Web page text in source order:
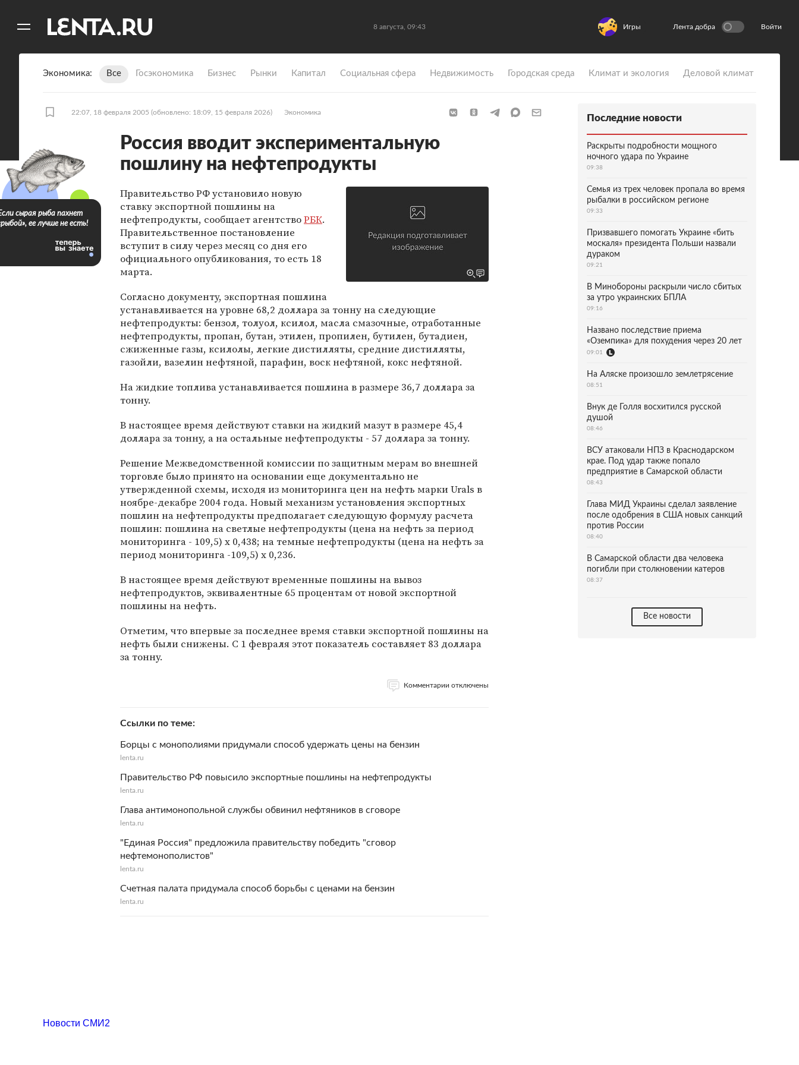
8 августа, 09:43 Игры Лента добра Войти
Экономика Все Госэкономика Бизнес Рынки Капитал Социальная сфера Недвижимость Городская среда Климат и экология Деловой климат
22:07, 18 февраля 2005 (обновлено: 18:09, 15 февраля 2026) Экономика
Россия вводит экспериментальную
пошлину на нефтепродукты
Правительство РФ установило новую
ставку экспортной пошлины на
нефтепродукты, сообщает агентствоРБК.
Правительственное постановление
вступит в силу через месяц со дня его
официального опубликования, то есть 18
марта.
Согласно документу, экспортная пошлина
устанавливается на уровне 68,2 доллара за тонну на следующие
нефтепродукты: бензол, толуол, ксилол, масла смазочные, отработанные
нефтепродукты, пропан, бутан, этилен, пропилен, бутилен, бутадиен,
сжиженные газы, ксилолы, легкие дистилляты, средние дистилляты,
газойли, вазелин нефтяной, парафин, воск нефтяной, кокс нефтяной.
На жидкие топлива устанавливается пошлина в размере 36,7 доллара за
тонну.
В настоящее время действуют ставки на жидкий мазут в размере 45,4
доллара за тонну, а на остальные нефтепродукты - 57 доллара за тонну.
Решение Межведомственной комиссии по защитным мерам во внешней
торговле было принято на основании еще документально не
утвержденной схемы, исходя из мониторинга цен на нефть марки Urals в
ноябре-декабре 2004 года. Новый механизм установления экспортных
пошлин на нефтепродукты предполагает следующую формулу расчета
пошлин: пошлина на светлые нефтепродукты (цена на нефть за период
мониторинга - 109,5) х 0,438; на темные нефтепродукты (цена на нефть за
период мониторинга -109,5) х 0,236.
В настоящее время действуют временные пошлины на вывоз
нефтепродуктов, эквивалентные 65 процентам от новой экспортной
пошлины на нефть.
Отметим, что впервые за последнее время ставки экспортной пошлины на
нефть были снижены. С 1 февраля этот показатель составляет 83 доллара
за тонну.
Комментарии отключены
Ссылки по теме
Борцы с монополиями придумали способ удержать цены на бензин
lenta.ru
Правительство РФ повысило экспортные пошлины на нефтепродукты
lenta.ru
Глава антимонопольной службы обвинил нефтяников в сговоре
lenta.ru
"Единая Россия" предложила правительству победить "сговор
нефтемонополистов"
lenta.ru
Счетная палата придумала способ борьбы с ценами на бензин
lenta.ru
сырая рыба пахнет
ее лучше не есть!
Последние новости
Раскрыты подробности мощного
ночного удара по Украине
09:38
Семья из трех человек пропала во время
рыбалки в российском регионе
09:33
Призвавшего помогать Украине «бить
москаля» президента Польши назвали
дураком
09:21
В Минобороны раскрыли число сбитых
за утро украинских БПЛА
09:16
Названо последствие приема
«Оземпика» для похудения через 20 лет
09:01
На Аляске произошло землетрясение
08:51
Внук де Голля восхитился русской
душой
08:46
ВСУ атаковали НПЗ в Краснодарском
крае. Под удар также попало
предприятие в Самарской области
08:43
Глава МИД Украины сделал заявление
после одобрения в США новых санкций
против России
08:40
В Самарской области два человека
погибли при столкновении катеров
08:37
Все новости
Новости СМИ2